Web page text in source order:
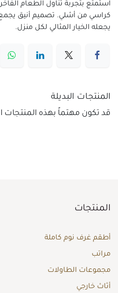
كراسي من أشلي. تصميم أنيق يجمع
يجعله الخيار المثالي لكل منزل.
المنتجات البديلة
قد تكون مهتماً بهذه المنتجات
المنتجات
أطقم غرف نوم كاملة
مراتب
مجموعات الطاولات
أثاث خارجي